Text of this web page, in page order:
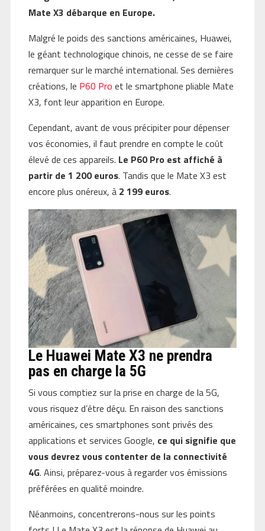
Mate X3 débarque en Europe.
Malgré le poids des sanctions américaines, Huawei,
le géant technologique chinois, ne cesse de se faire
remarquer sur le marché international. Ses dernières
créations, le P60 Pro et le smartphone pliable Mate
X3, font leur apparition en Europe.
Cependant, avant de vous précipiter pour dépenser
vos économies, il faut prendre en compte le coût
élevé de ces appareils. Le P60 Pro est affiché à
partir de 1 200 euros. Tandis que le Mate X3 est
encore plus onéreux, à 2 199 euros.
Le Huawei Mate X3 ne prendra
pas en charge la 5G
Si vous comptiez sur la prise en charge de la 5G,
vous risquez d’être déçu. En raison des sanctions
américaines, ces smartphones sont privés des
applications et services Google, ce qui signifie que
vous devrez vous contenter de la connectivité
4G. Ainsi, préparez-vous à regarder vos émissions
préférées en qualité moindre.
Néanmoins, concentrerons-nous sur les points